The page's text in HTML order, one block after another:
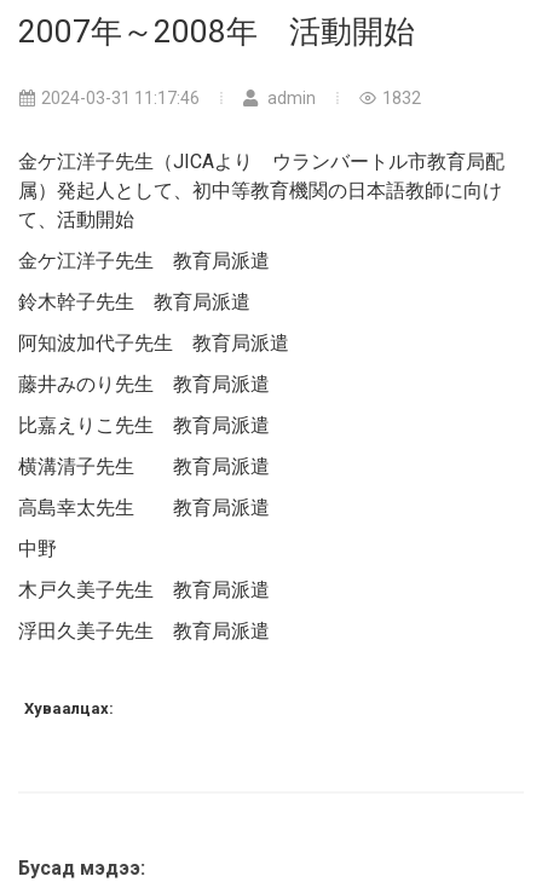
2007年～2008年 活動開始
2024-03-31 11:17:46 admin 1832
金ケ江洋子先生（JICAより ウランバートル市教育局配
属）発起人として、初中等教育機関の日本語教師に向け
て、活動開始
金ケ江洋子先生 教育局派遣
鈴木幹子先生 教育局派遣
阿知波加代子先生 教育局派遣
藤井みのり先生 教育局派遣
比嘉えりこ先生 教育局派遣
横溝清子先生 教育局派遣
高島幸太先生 教育局派遣
中野
木戸久美子先生 教育局派遣
浮田久美子先生 教育局派遣
Хуваалцах:
Бусад мэдээ: